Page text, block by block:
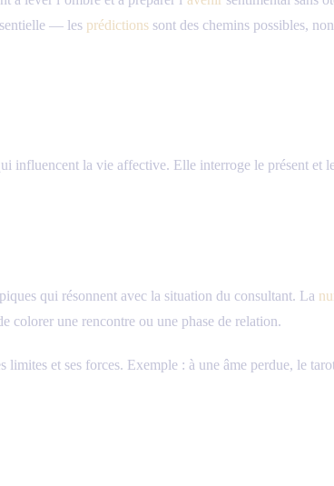
— les prédictions sont des chemins possibles,
influencent la vie affective. Elle interroge le présent et
qui résonnent avec la situation du consultant. La
colorer une rencontre ou une phase de relation.
et ses forces. Exemple : à une âme perdue, le